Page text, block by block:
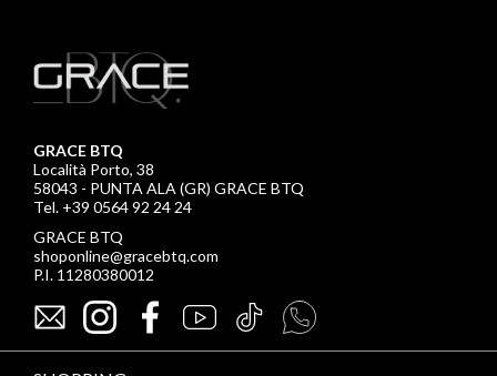
GRACE BTQ
Località Porto, 38
58043 - PUNTA ALA (GR) GRACE BTQ
Tel. +39 0564 92 24 24
GRACE BTQ
shoponline@gracebtq.com
P.I. 11280380012